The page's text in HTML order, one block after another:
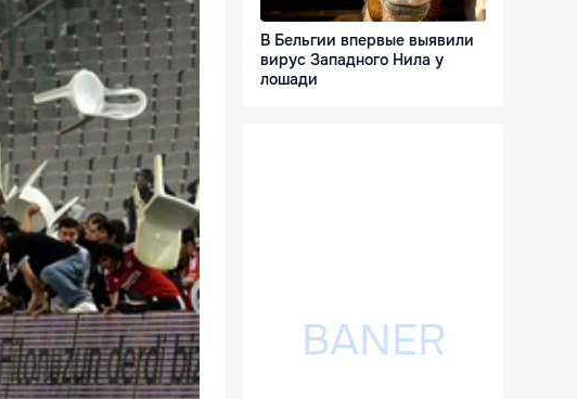
В Бельгии впервые выявили
вирус Западного Нила у
лошади